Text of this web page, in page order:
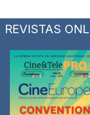
REVISTAS